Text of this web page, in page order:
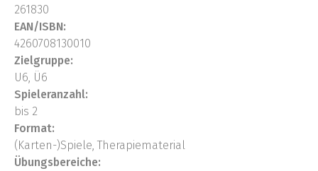
261830
EAN/ISBN:
4260708130010
Zielgruppe:
U6, Ü6
Spieleranzahl:
bis 2
Format:
(Karten-)Spiele, Therapiematerial
Übungsbereiche: